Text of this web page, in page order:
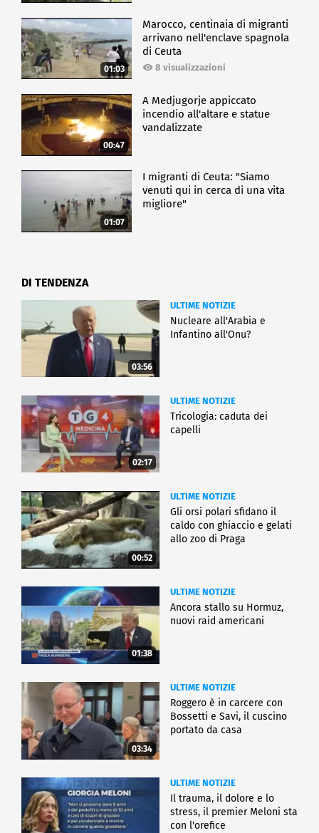
01:03
Marocco, centinaia di migranti
arrivano nell'enclave spagnola
di Ceuta
8 visualizzazioni
00:47
A Medjugorje appiccato
incendio all'altare e statue
vandalizzate
01:07
I migranti di Ceuta: "Siamo
venuti qui in cerca di una vita
migliore"
DI TENDENZA
03:56
ULTIME NOTIZIE
Nucleare all'Arabia e
Infantino all'Onu?
02:17
ULTIME NOTIZIE
Tricologia: caduta dei
capelli
00:52
ULTIME NOTIZIE
Gli orsi polari sfidano il
caldo con ghiaccio e gelati
allo zoo di Praga
01:38
ULTIME NOTIZIE
Ancora stallo su Hormuz,
nuovi raid americani
03:34
ULTIME NOTIZIE
Roggero è in carcere con
Bossetti e Savi, il cuscino
portato da casa
ULTIME NOTIZIE
Il trauma, il dolore e lo
stress, il premier Meloni sta
con l'orefice